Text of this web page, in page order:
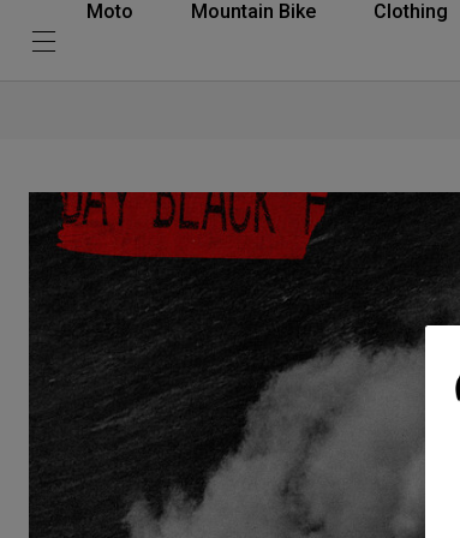
Moto Mountain Bike Clothing